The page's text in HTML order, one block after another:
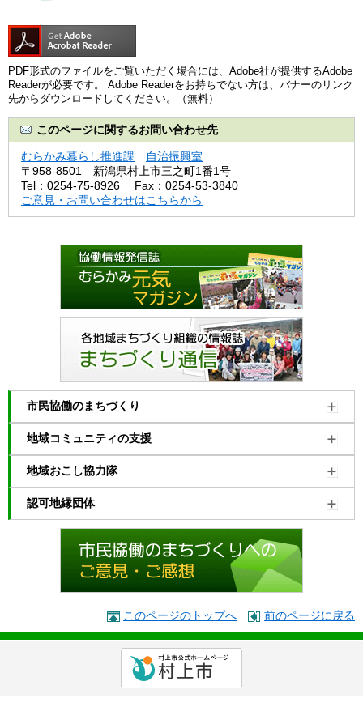
PDF形式のファイルをご覧いただく場合には、Adobe社が提供するAdobe
Readerが必要です。
Adobe Readerをお持ちでない方は、バナーのリンク
先からダウンロードしてください。（無料）
このページに関するお問い合わせ先
むらかみ暮らし推進課
自治振興室
〒958‐8501
新潟県村上市三之町1番1号
Tel：0254‐75‐8926
Fax：0254-53-3840
ご意見・お問い合わせはこちらから
市民協働のまちづくり
地域コミュニティの支援
地域おこし協力隊
認可地縁団体
このページのトップへ 前のページに戻る